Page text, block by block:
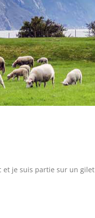
et je suis partie sur un gilet